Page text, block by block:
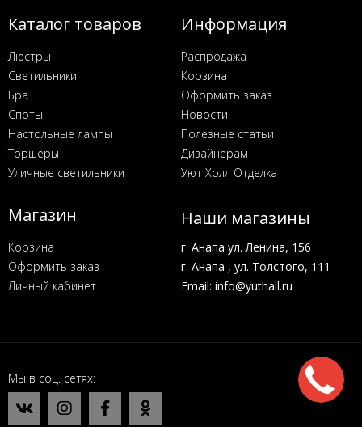
Каталог товаров
Люстры
Светильники
Бра
Споты
Настольные лампы
Торшеры
Уличные светильники
Информация
Распродажа
Корзина
Оформить заказ
Новости
Полезные статьи
Дизайнерам
Уют Холл Отделка
Магазин
Корзина
Оформить заказ
Личный кабинет
Наши магазины
г. Анапа ул. Ленина, 156
г. Анапа , ул. Толстого, 111
Email: info@yuthall.ru
Мы в соц. сетях